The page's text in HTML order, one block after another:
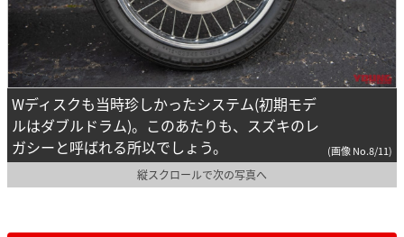
Wディスクも当時珍しかったシステム(初期モデ
ルはダブルドラム)。このあたりも、スズキのレ
ガシーと呼ばれる所以でしょう。
(画像 No.8/11)
縦スクロールで次の写真へ